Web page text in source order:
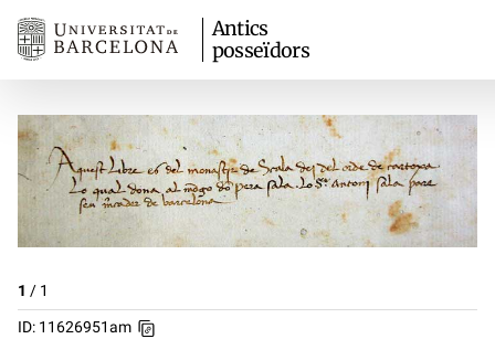
Antics
posseïdors
1 / 1
ID: 11626951am